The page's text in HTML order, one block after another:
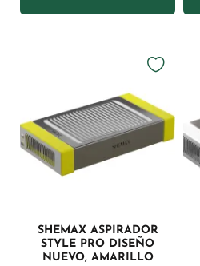
SHEMAX ASPIRADOR
STYLE PRO DISEÑO
NUEVO, AMARILLO